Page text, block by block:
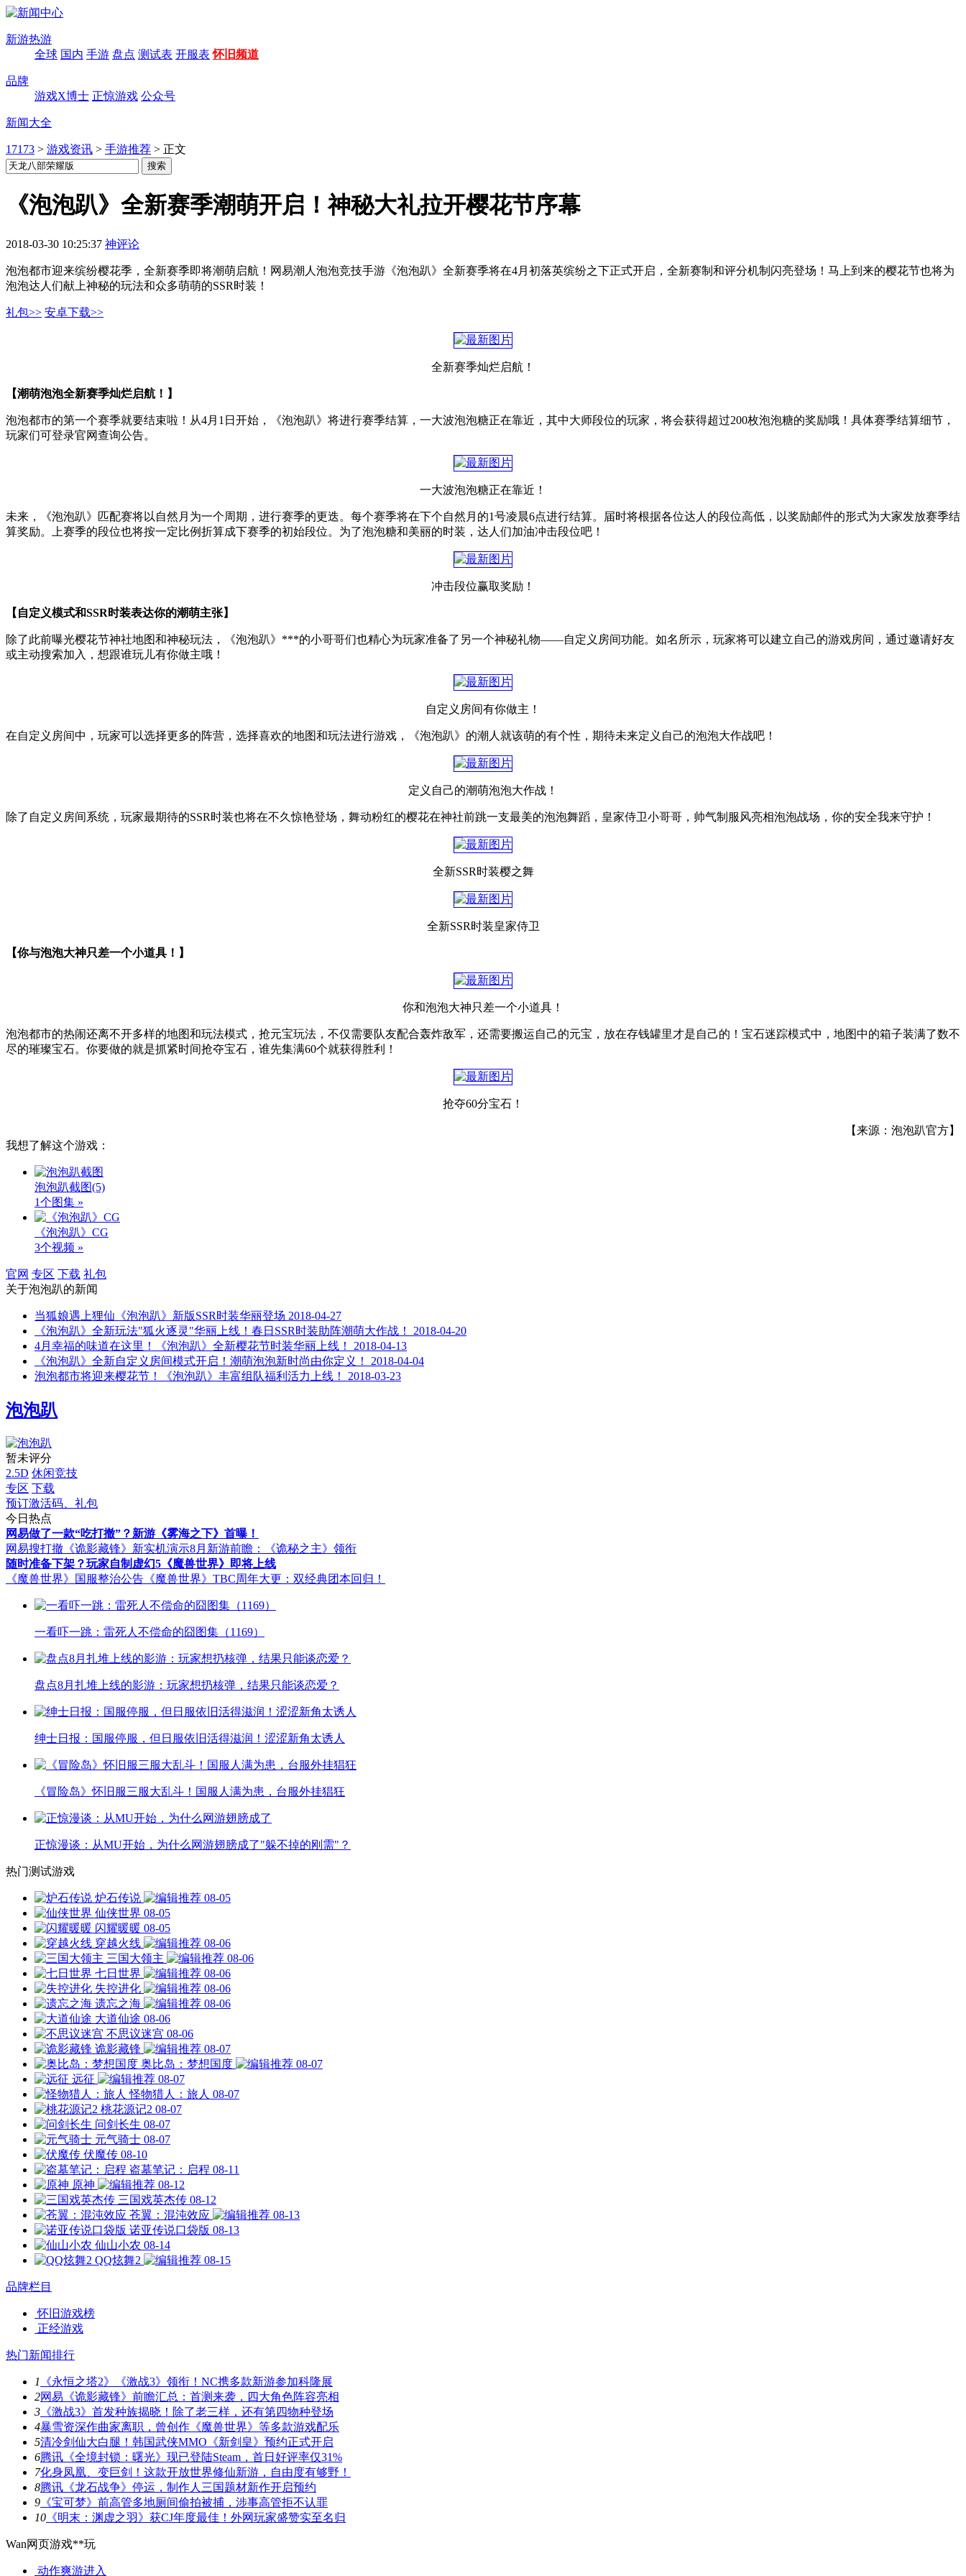
新游热游
全球 国内 手游 盘点 测试表 开服表 怀旧频道
品牌
游戏X博士 正惊游戏 公众号
新闻大全
17173 > 游戏资讯 > 手游推荐 > 正文
《泡泡趴》全新赛季潮萌开启！神秘大礼拉开樱花节序幕
2018-03-30 10:25:37 神评论
泡泡都市迎来缤纷樱花季，全新赛季即将潮萌启航！网易潮人泡泡竞技手游《泡泡趴》全新赛季将在4月初落英缤纷之下正式开启，全新赛制和评分机制闪亮登场！马上到来的樱花节也将为
泡泡达人们献上神秘的玩法和众多萌萌的SSR时装！
礼包>> 安卓下载>>
全新赛季灿烂启航！
【潮萌泡泡全新赛季灿烂启航！】
泡泡都市的第一个赛季就要结束啦！从4月1日开始，《泡泡趴》将进行赛季结算，一大波泡泡糖正在靠近，其中大师段位的玩家，将会获得超过200枚泡泡糖的奖励哦！具体赛季结算细节，
玩家们可登录官网查询公告。
一大波泡泡糖正在靠近！
未来，《泡泡趴》匹配赛将以自然月为一个周期，进行赛季的更迭。每个赛季将在下个自然月的1号凌晨6点进行结算。届时将根据各位达人的段位高低，以奖励邮件的形式为大家发放赛季结
算奖励。上赛季的段位也将按一定比例折算成下赛季的初始段位。为了泡泡糖和美丽的时装，达人们加油冲击段位吧！
冲击段位赢取奖励！
【自定义模式和SSR时装表达你的潮萌主张】
除了此前曝光樱花节神社地图和神秘玩法，《泡泡趴》***的小哥哥们也精心为玩家准备了另一个神秘礼物——自定义房间功能。如名所示，玩家将可以建立自己的游戏房间，通过邀请好友
或主动搜索加入，想跟谁玩儿有你做主哦！
自定义房间有你做主！
在自定义房间中，玩家可以选择更多的阵营，选择喜欢的地图和玩法进行游戏，《泡泡趴》的潮人就该萌的有个性，期待未来定义自己的泡泡大作战吧！
定义自己的潮萌泡泡大作战！
除了自定义房间系统，玩家最期待的SSR时装也将在不久惊艳登场，舞动粉红的樱花在神社前跳一支最美的泡泡舞蹈，皇家侍卫小哥哥，帅气制服风亮相泡泡战场，你的安全我来守护！
全新SSR时装樱之舞
全新SSR时装皇家侍卫
【你与泡泡大神只差一个小道具！】
你和泡泡大神只差一个小道具！
泡泡都市的热闹还离不开多样的地图和玩法模式，抢元宝玩法，不仅需要队友配合轰炸敌军，还需要搬运自己的元宝，放在存钱罐里才是自己的！宝石迷踪模式中，地图中的箱子装满了数不
尽的璀璨宝石。你要做的就是抓紧时间抢夺宝石，谁先集满60个就获得胜利！
抢夺60分宝石！
【来源：泡泡趴官方】
我想了解这个游戏：
泡泡趴截图(5)
1个图集 »
《泡泡趴》CG
3个视频 »
官网 专区 下载 礼包
关于泡泡趴的新闻
当狐娘遇上狸仙《泡泡趴》新版SSR时装华丽登场 2018-04-27
《泡泡趴》全新玩法"狐火逐灵"华丽上线！春日SSR时装助阵潮萌大作战！
2018-04-20
4月幸福的味道在这里！《泡泡趴》全新樱花节时装华丽上线！
2018-04-13
《泡泡趴》全新自定义房间模式开启！潮萌泡泡新时尚由你定义！
2018-04-04
泡泡都市将迎来樱花节！《泡泡趴》丰富组队福利活力上线！
2018-03-23
泡泡趴
暂未评分
2.5D 休闲竞技
专区 下载
预订激活码、礼包
今日热点
网易做了一款“吃打撤”？新游《雾海之下》首曝！
网易搜打撤《诡影藏锋》新实机演示8月新游前瞻：《诡秘之主》领衔
随时准备下架？玩家自制虚幻5《魔兽世界》即将上线
《魔兽世界》国服整治公告 《魔兽世界》TBC周年大更：双经典团本回归！
一看吓一跳：雷死人不偿命的囧图集（1169）
盘点8月扎堆上线的影游：玩家想扔核弹，结果只能谈恋爱？
绅士日报：国服停服，但日服依旧活得滋润！涩涩新角太诱人
《冒险岛》怀旧服三服大乱斗！国服人满为患，台服外挂猖狂
正惊漫谈：从MU开始，为什么网游翅膀成了"躲不掉的刚需"？
热门测试游戏
炉石传说
08-05
仙侠世界 08-05
闪耀暖暖 08-05
穿越火线
08-06
三国大领主
08-06
七日世界
08-06
失控进化
08-06
遗忘之海
08-06
大道仙途 08-06
不思议迷宫 08-06
诡影藏锋
08-07
奥比岛：梦想国度
08-07
远征
08-07
怪物猎人：旅人 08-07
桃花源记2 08-07
问剑长生 08-07
元气骑士 08-07
伏魔传 08-10
盗墓笔记：启程 08-11
原神
08-12
三国戏英杰传 08-12
苍翼：混沌效应
08-13
诺亚传说口袋版 08-13
仙山小农 08-14
QQ炫舞2
08-15
品牌栏目
怀旧游戏榜
正经游戏
热门新闻排行
1
《永恒之塔2》《激战3》领衔！NC携多款新游参加科隆展
2网易《诡影藏锋》前瞻汇总：首测来袭，四大角色阵容亮相
3 《激战3》首发种族揭晓！除了老三样，还有第四物种登场
4暴雪资深作曲家离职，曾创作《魔兽世界》等多款游戏配乐
5清冷剑仙大白腿！韩国武侠MMO《新剑皇》预约正式开启
6腾讯《全境封锁：曙光》现已登陆Steam，首日好评率仅31%
7化身凤凰、变巨剑！这款开放世界修仙新游，自由度有够野！
8腾讯《龙石战争》停运，制作人三国题材新作开启预约
9 《宝可梦》前高管多地厕间偷拍被捕，涉事高管拒不认罪
10 《明末：渊虚之羽》获CJ年度最佳！外网玩家盛赞实至名归
Wan网页游戏**玩
动作爽游进入